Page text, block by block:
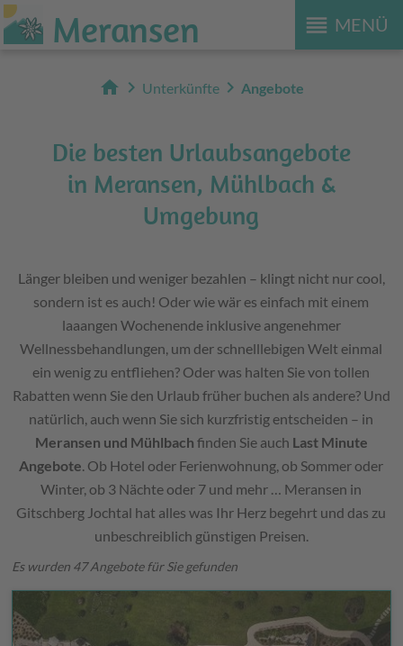
reorder MENÜ
Meransen
home chevron_right Unterkünfte chevron_right Angebote
Die besten Urlaubsangebote
in Meransen, Mühlbach &
Umgebung
Länger bleiben und weniger bezahlen – klingt nicht nur cool,
sondern ist es auch! Oder wie wär es einfach mit einem
laaangen Wochenende inklusive angenehmer
Wellnessbehandlungen, um der schnelllebigen Welt einmal
ein wenig zu entfliehen? Oder was halten Sie von tollen
Rabatten wenn Sie den Urlaub früher buchen als andere? Und
natürlich, auch wenn Sie sich kurzfristig entscheiden – in
Meransen und Mühlbach finden Sie auch Last Minute
Angebote. Ob Hotel oder Ferienwohnung, ob Sommer oder
Winter, ob 3 Nächte oder 7 und mehr … Meransen in
Gitschberg Jochtal hat alles was Ihr Herz begehrt und das zu
unbeschreiblich günstigen Preisen.
Es wurden 47 Angebote für Sie gefunden